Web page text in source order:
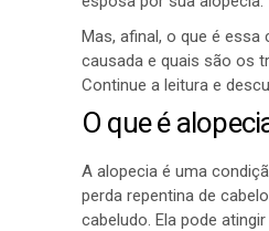
Mas, afinal, o que é essa
causada e quais são os
Continue a leitura e
O que é
A alopecia é uma
perda repentina de
cabeludo. Ela pode